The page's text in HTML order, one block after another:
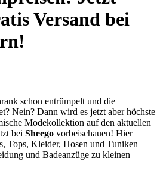
Versand bei
schon entrümpelt und die
Nein? Dann wird es jetzt aber höchste
Modekollektion auf den aktuellen
bei Sheego vorbeischauen! Hier
Tops, Kleider, Hosen und Tuniken
und Badeanzüge zu kleinen